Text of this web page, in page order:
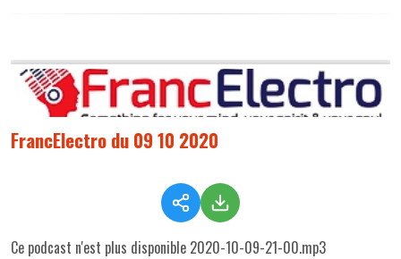
FrancElectro du 09 10 2020
Ce podcast n'est plus disponible 2020-10-09-21-00.mp3